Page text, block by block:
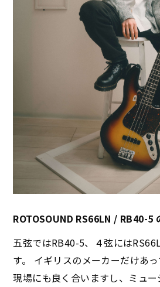
ROTOSOUND RS66LN / RB40-5
五弦ではRB40-5、４弦には
す。 イギリスのメーカーだけあ
現場にも良く合いますし、ミュ